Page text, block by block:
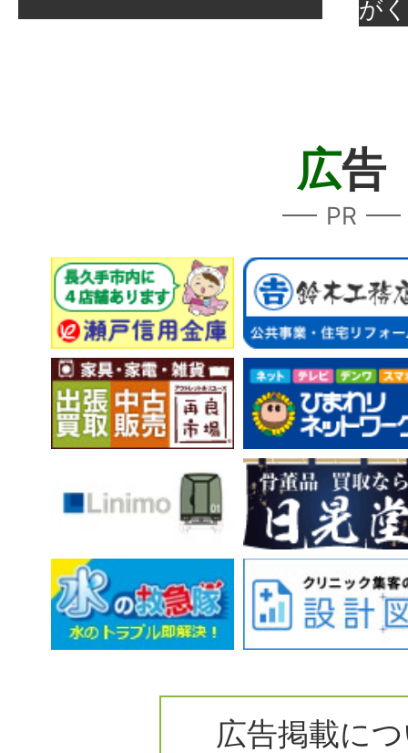
が
広告
PR
広告掲載に